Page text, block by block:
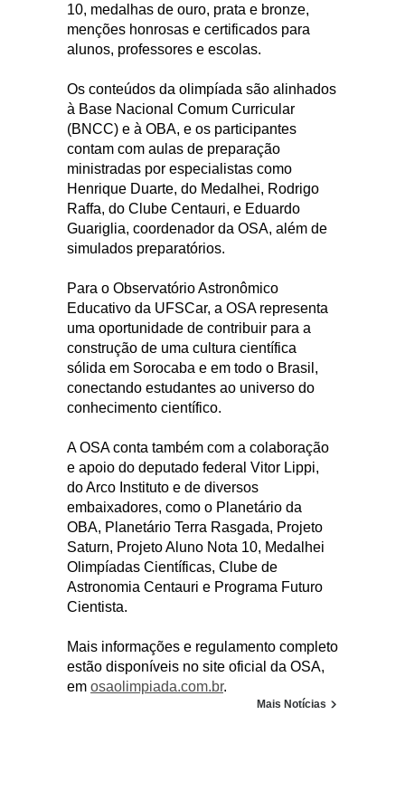
10, medalhas de ouro, prata e bronze,
menções honrosas e certificados para
alunos, professores e escolas.
Os conteúdos da olimpíada são alinhados
à Base Nacional Comum Curricular
(BNCC) e à OBA, e os participantes
contam com aulas de preparação
ministradas por especialistas como
Henrique Duarte, do Medalhei, Rodrigo
Raffa, do Clube Centauri, e Eduardo
Guariglia, coordenador da OSA, além de
simulados preparatórios.
Para o Observatório Astronômico
Educativo da UFSCar, a OSA representa
uma oportunidade de contribuir para a
construção de uma cultura científica
sólida em Sorocaba e em todo o Brasil,
conectando estudantes ao universo do
conhecimento científico.
A OSA conta também com a colaboração
e apoio do deputado federal Vitor Lippi,
do Arco Instituto e de diversos
embaixadores, como o Planetário da
OBA, Planetário Terra Rasgada, Projeto
Saturn, Projeto Aluno Nota 10, Medalhei
Olimpíadas Científicas, Clube de
Astronomia Centauri e Programa Futuro
Cientista.
Mais informações e regulamento completo
estão disponíveis no site oficial da OSA,
em osaolimpiada.com.br.
Mais Notícias